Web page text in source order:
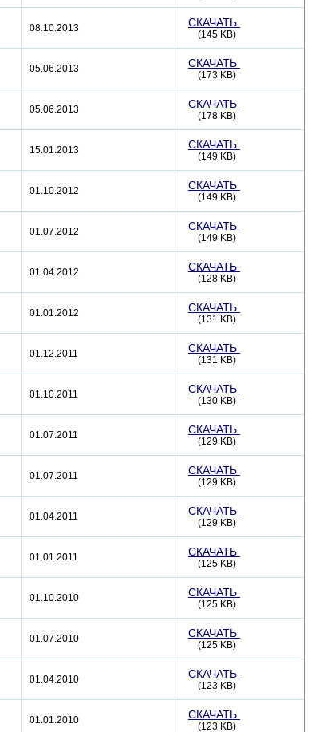
08.10.2013 СКАЧАТЬ
(145 KB)
05.06.2013 СКАЧАТЬ
(173 KB)
05.06.2013 СКАЧАТЬ
(178 KB)
15.01.2013 СКАЧАТЬ
(149 KB)
01.10.2012 СКАЧАТЬ
(149 KB)
01.07.2012 СКАЧАТЬ
(149 KB)
01.04.2012 СКАЧАТЬ
(128 KB)
01.01.2012 СКАЧАТЬ
(131 KB)
01.12.2011 СКАЧАТЬ
(131 KB)
01.10.2011 СКАЧАТЬ
(130 KB)
01.07.2011 СКАЧАТЬ
(129 KB)
01.07.2011 СКАЧАТЬ
(129 KB)
01.04.2011 СКАЧАТЬ
(129 KB)
01.01.2011 СКАЧАТЬ
(125 KB)
01.10.2010 СКАЧАТЬ
(125 KB)
01.07.2010 СКАЧАТЬ
(125 KB)
01.04.2010 СКАЧАТЬ
(123 KB)
01.01.2010 СКАЧАТЬ
(123 KB)